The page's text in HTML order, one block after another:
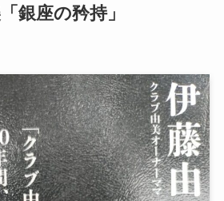
銀座の矜持」